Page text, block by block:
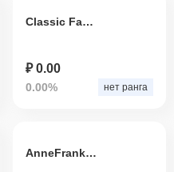
Classic Facebook
₽ 0.00
0.00% нет ранга
AnneFrankHellenKellerAmyFisher420PoggersInu